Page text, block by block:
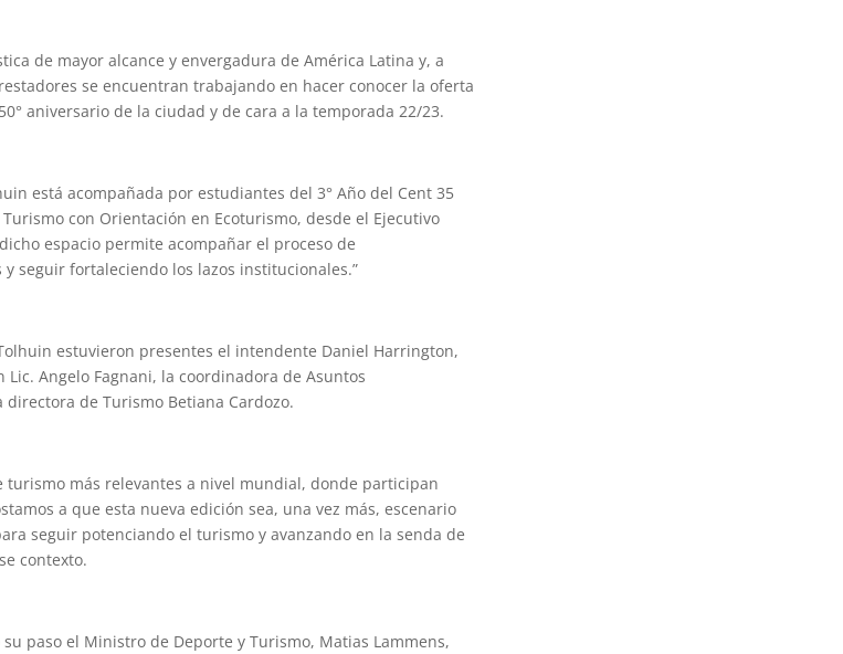
de mayor alcance y envergadura de América Latina y, a
se encuentran trabajando en hacer conocer la oferta
aniversario de la ciudad y de cara a la temporada 22/23.
está acompañada por estudiantes del 3° Año del Cent 35
con Orientación en Ecoturismo, desde el Ejecutivo
espacio permite acompañar el proceso de
seguir fortaleciendo los lazos institucionales.”
estuvieron presentes el intendente Daniel Harrington,
Angelo Fagnani, la coordinadora de Asuntos
de Turismo Betiana Cardozo.
turismo más relevantes a nivel mundial, donde participan
a que esta nueva edición sea, una vez más, escenario
seguir potenciando el turismo y avanzando en la senda de
contexto.
paso el Ministro de Deporte y Turismo, Matias Lammens,